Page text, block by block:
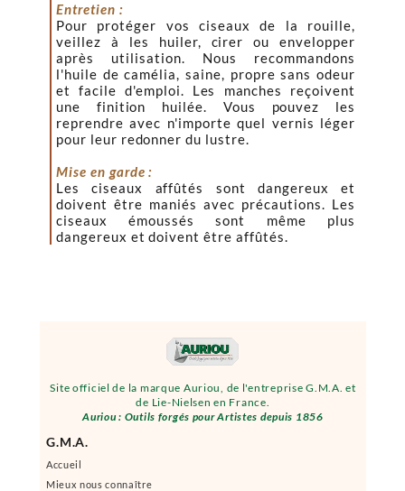
Site officiel de la marque Auriou, de l'entreprise G.M.A. et
de Lie-Nielsen en France.
Auriou : Outils forgés pour Artistes depuis 1856
G.M.A.
Accueil
Mieux nous connaître
Entretien :
Pour protéger vos ciseaux de la rouille,
veillez à les huiler, cirer ou envelopper
après utilisation. Nous recommandons
l'huile de camélia, saine, propre sans odeur
et facile d'emploi. Les manches reçoivent
une finition huilée. Vous pouvez les
reprendre avec n'importe quel vernis léger
pour leur redonner du lustre.
Mise en garde :
Les ciseaux affûtés sont dangereux et
doivent être maniés avec précautions. Les
ciseaux émoussés sont même plus
dangereux et doivent être affûtés.